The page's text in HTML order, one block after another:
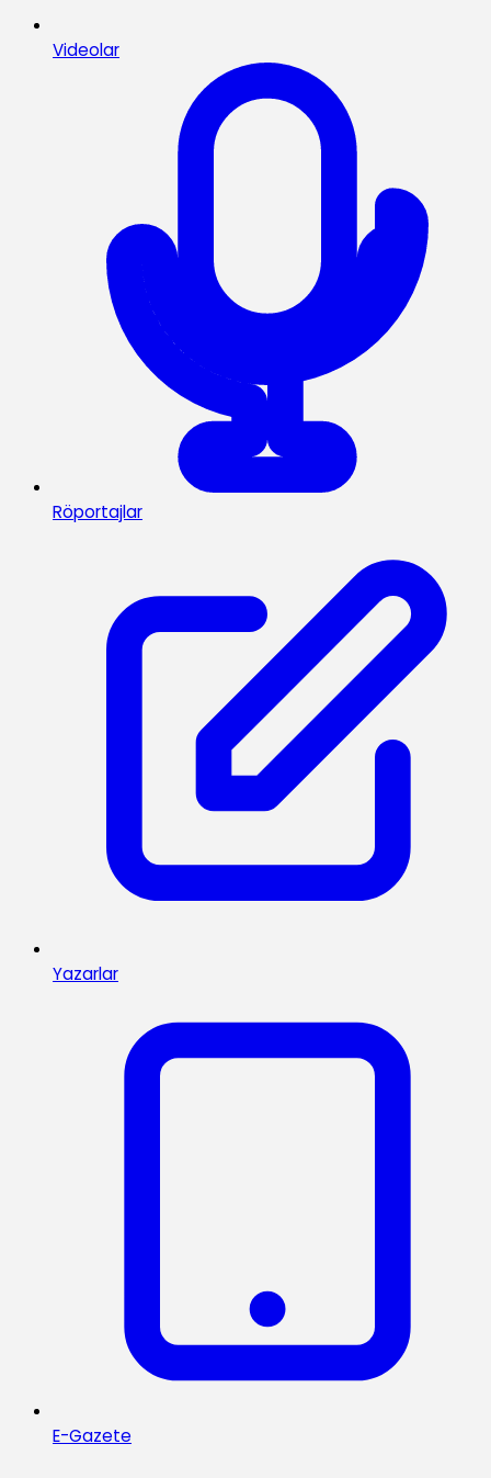
Videolar
Röportajlar
Yazarlar
E-Gazete